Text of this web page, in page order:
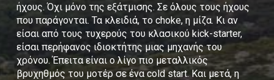
ήχους. Όχι μόνο της εξάτμισης. Σε όλους τους ήχους
που παράγονται. Τα κλειδιά, το choke, η μίζα. Κι αν
είσαι από τους τυχερούς του κλασικού kick-starter,
είσαι περήφανος ιδιοκτήτης μιας μηχανής του
χρόνου. Έπειτα είναι ο λίγο πιο μεταλλικός
βρυχηθμός του μοτέρ σε ένα cold start. Και μετά, η